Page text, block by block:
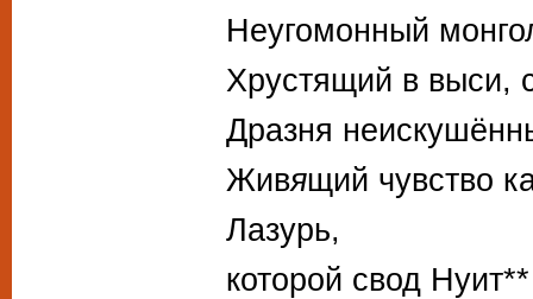
Неугомонный
Хрустящий в выси,
Дразня
Живящий чувство
Лазурь,
которой свод